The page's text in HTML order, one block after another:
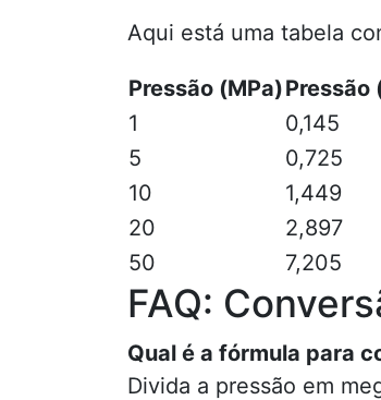
Aqui está uma tabela
Pressão (MPa)Pressão
1
0,145
5
0,725
10
1,449
20
2,897
50
7,205
FAQ:
Qual é a fórmula para
Divida a pressão em